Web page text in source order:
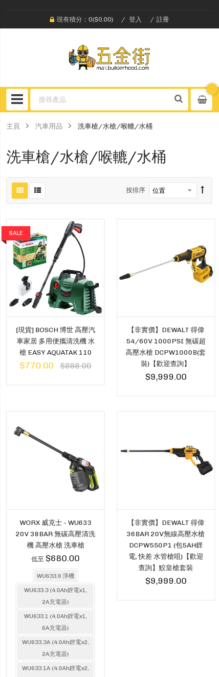
現有積分：0($0.00) 登入 註冊
主頁 汽車用品 洗車槍/水槍/喉轆/水桶
洗車槍/水槍/喉轆/水桶
按排序
SALE
[現貨] BOSCH 博世 高壓汽
車家居 多用便攜清洗機 水
槍 EASY AQUATAK 110
$770.00 $888.00
【非實價】DEWALT 得偉
54/60V 1000PSI 無碳超
高壓水槍 DCPW1000B(套
裝)【歡迎查詢】
$9,999.00
WORX 威克士 - WU633
20V 38BAR 無碳高壓清洗
機 高壓水槍 洗車槍
低至 $680.00
WU633.9 淨機
WU633.3 (4.0Ah鋰電x1,
2A充電器)
WU633.1 (4.0Ah鋰電x1,
6A充電器)
WU633.3A (4.0Ah鋰電x2,
2A充電器)
WU633.1A (4.0Ah鋰電x2,
【非實價】DEWALT 得偉
36BAR 20V無線高壓水槍
DCPW550P1 (包5AH鋰
電, 快差 水管槍咀)【歡迎
查詢】鮫皇槍套裝
$9,999.00